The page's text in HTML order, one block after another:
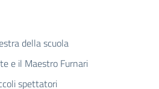
della scuola
e il Maestro Furnari
spettatori